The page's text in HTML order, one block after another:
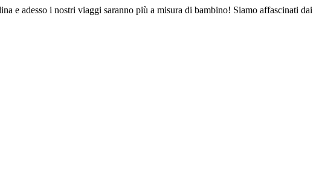
e adesso i nostri viaggi saranno più a misura di bambino! Siamo affascinati dai